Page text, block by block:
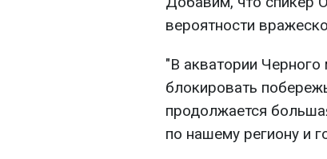
вероятности
"В акватории
блокировать
продолжается
по нашему региону и